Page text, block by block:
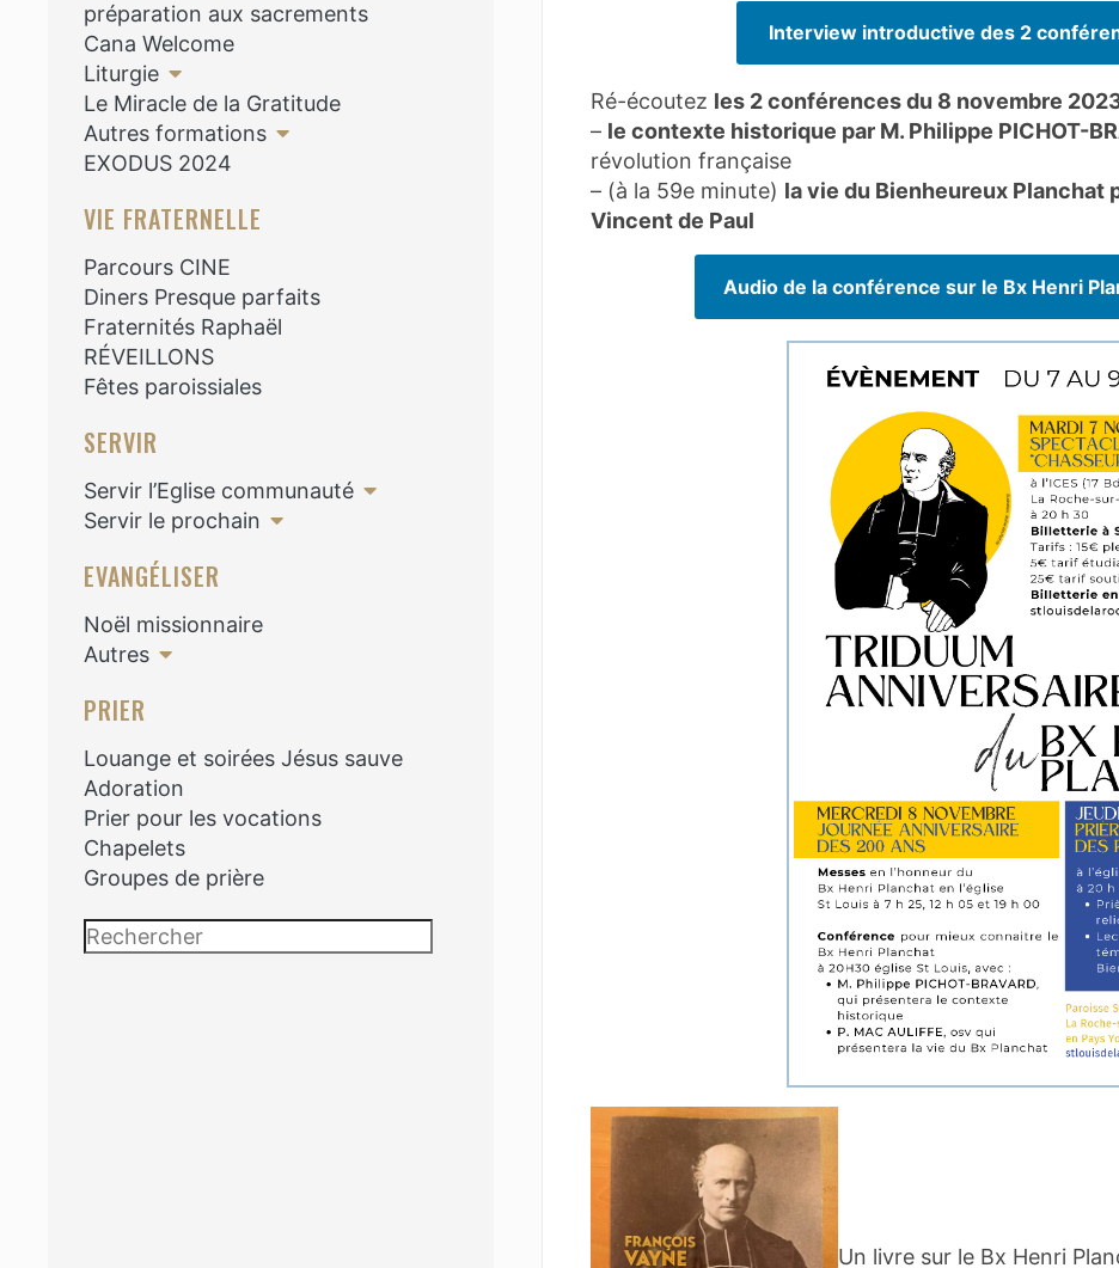
préparation aux sacrements
Cana Welcome
Liturgie
Le Miracle de la Gratitude
Autres formations
EXODUS 2024
VIE FRATERNELLE
Parcours CINE
Diners Presque parfaits
Fraternités Raphaël
RÉVEILLONS
Fêtes paroissiales
SERVIR
Servir l’Eglise communauté
Servir le prochain
EVANGÉLISER
Noël missionnaire
Autres
PRIER
Louange et soirées Jésus sauve
Adoration
Prier pour les vocations
Chapelets
Groupes de prière
Interview introductive des 2
Ré-écoutez les 2 conférences du 8 novembre
– le contexte historique par M. Philippe PICHOT-
révolution française
– (à la 59e minute) la vie du Bienheureux Planchat
Vincent de Paul
Audio de la conférence sur le Bx Henri
Un livre sur le Bx Henri